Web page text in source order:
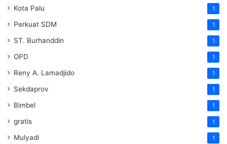
Kota Palu 1
Perkuat SDM 1
ST. Burhanddin 1
OPD 1
Reny A. Lamadjido 1
Sekdaprov 1
Bimbel 1
gratis 1
Mulyadi 1